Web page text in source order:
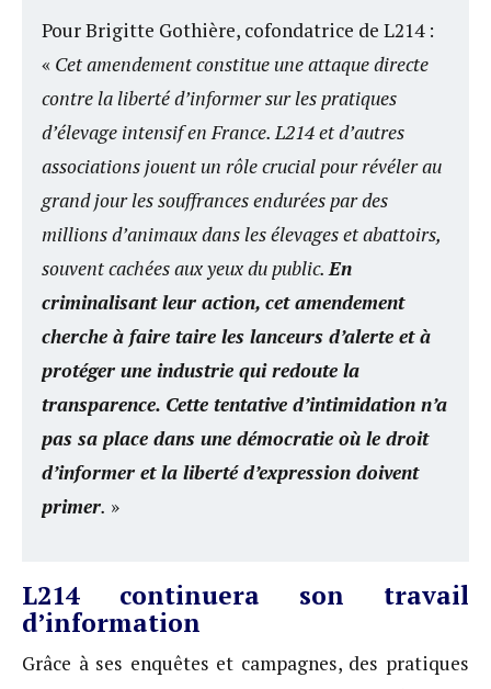
Pour Brigitte Gothière, cofondatrice de L214 :
« Cet amendement constitue une attaque directe
contre la liberté d’informer sur les pratiques
d’élevage intensif en France. L214 et d’autres
associations jouent un rôle crucial pour révéler au
grand jour les souffrances endurées par des
millions d’animaux dans les élevages et abattoirs,
souvent cachées aux yeux du public.En
criminalisant leur action, cet amendement
cherche à faire taire les lanceurs d’alerte et à
protéger une industrie qui redoute la
transparence. Cette tentative d’intimidation n’a
pas sa place dans une démocratie où le droit
d’informer et la liberté d’expression doivent
primer. »
L214 continuera son travail
d’information
Grâce à ses enquêtes et campagnes, des pratiques